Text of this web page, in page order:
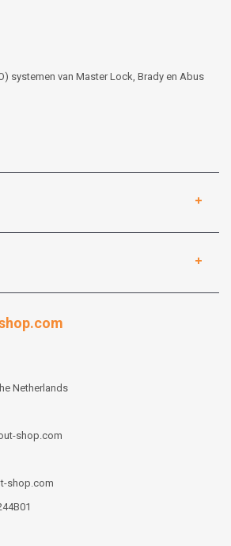
systemen van Master Lock, Brady en Abus
Netherlands
shop.com
shop.com